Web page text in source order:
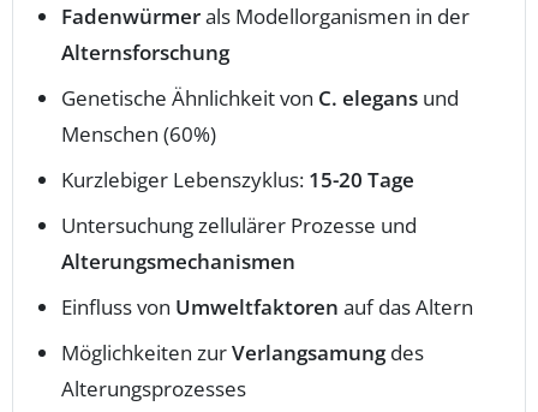
Fadenwürmerals Modellorganismen in der
Alternsforschung
Genetische Ähnlichkeit von C. elegans und
Menschen (60%)
Kurzlebiger Lebenszyklus: 15-20 Tage
Untersuchung zellulärer Prozesse und
Alterungsmechanismen
Einfluss von Umweltfaktoren auf das Altern
Möglichkeiten zurVerlangsamungdes
Alterungsprozesses